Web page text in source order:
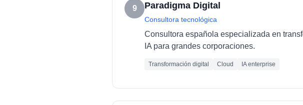
9 Paradigma Digital
Consultora tecnológica
Consultora española especializada en
IA para grandes corporaciones.
Transformación digital Cloud IA enterprise